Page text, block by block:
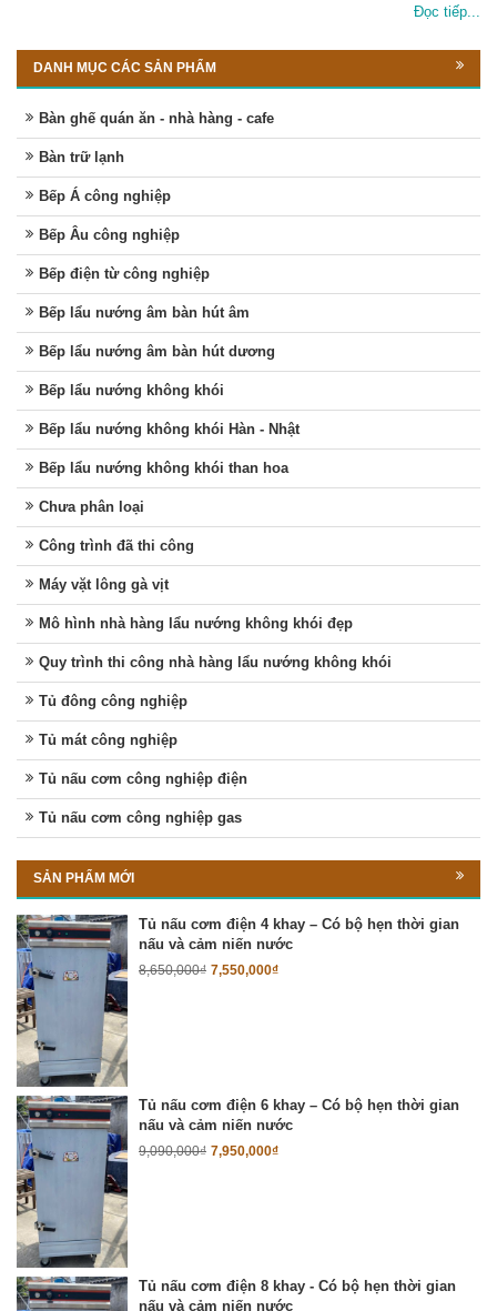
Đọc tiếp...
DANH MỤC CÁC SẢN PHẨM
Bàn ghế quán ăn - nhà hàng - cafe
Bàn trữ lạnh
Bếp Á công nghiệp
Bếp Âu công nghiệp
Bếp điện từ công nghiệp
Bếp lẩu nướng âm bàn hút âm
Bếp lẩu nướng âm bàn hút dương
Bếp lẩu nướng không khói
Bếp lẩu nướng không khói Hàn - Nhật
Bếp lẩu nướng không khói than hoa
Chưa phân loại
Công trình đã thi công
Máy vặt lông gà vịt
Mô hình nhà hàng lẩu nướng không khói đẹp
Quy trình thi công nhà hàng lẩu nướng không khói
Tủ đông công nghiệp
Tủ mát công nghiệp
Tủ nấu cơm công nghiệp điện
Tủ nấu cơm công nghiệp gas
SẢN PHẨM MỚI
Tủ nấu cơm điện 4 khay – Có bộ hẹn thời gian
nấu và cảm niến nước
8,650,000₫ 7,550,000₫
Tủ nấu cơm điện 6 khay – Có bộ hẹn thời gian
nấu và cảm niến nước
9,090,000₫ 7,950,000₫
Tủ nấu cơm điện 8 khay - Có bộ hẹn thời gian
nấu và cảm niến nước